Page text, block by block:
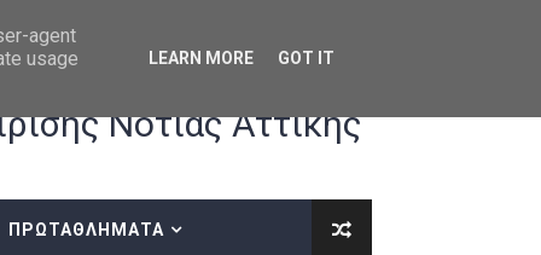
οδηγίες επί του ΚΑΝΟΝΙΣΜΟΥ ΕΓΓΡΑΦΩΝ-ΜΕΤΑΓΡΑΦΩΝ ΤΗΣ
Νότιας Αττικής
ΠΡΩΤΑΘΛΗΜΑΤΑ
agent
usage
LEARN MORE GOT IT